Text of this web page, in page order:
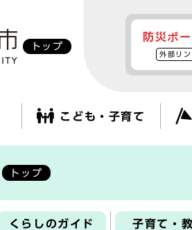
トップ
防災ポ
外部リン
こども・子育て
トップ
くらしのガイド 子育て・